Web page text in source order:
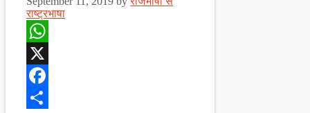
राष्ट्रभाषा
WhatsApp
X
Facebook